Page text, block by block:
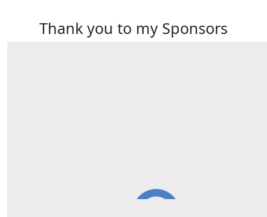
Thank you to my Sponsors